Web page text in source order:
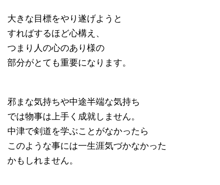
大きな目標をやり遂げようと
すればするほど心構え、
つまり人の心のあり様の
部分がとても重要になります。
邪まな気持ちや中途半端な気持ち
では物事は上手く成就しません。
中津で剣道を学ぶことがなかったら
このような事には一生涯気づかなかった
かもしれません。